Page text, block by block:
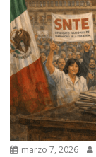
marzo 7, 2026